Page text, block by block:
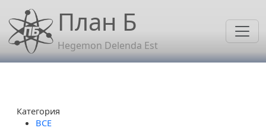
Перейти к основному содержанию
План Б
Hegemon Delenda Est
Категория